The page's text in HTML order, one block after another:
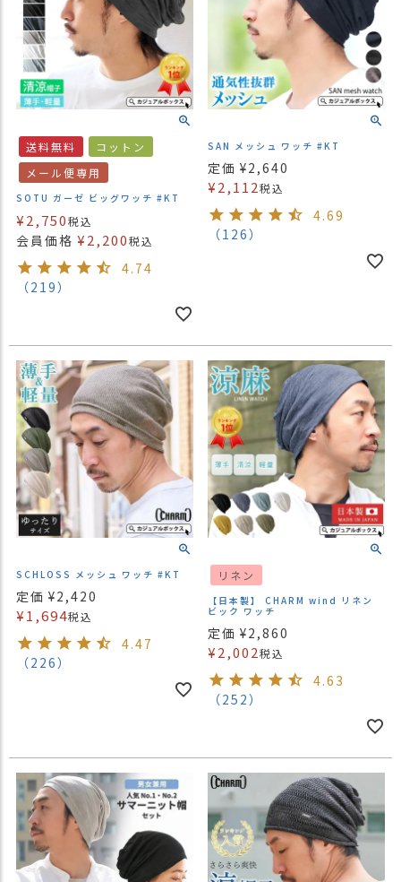
送料無料
コットン
メール便専用
SOTU ガーゼ ビッグワッチ #KT
¥2,750税込
会員価格 ¥2,200税込
4.74
（219）
SAN メッシュ ワッチ #KT
定価 ¥2,640
¥2,112税込
4.69
（126）
SCHLOSS メッシュ ワッチ #KT
定価 ¥2,420
¥1,694税込
4.47
（226）
リネン
【日本製】 CHARM wind リネン
ビック ワッチ
定価 ¥2,860
¥2,002税込
4.63
（252）